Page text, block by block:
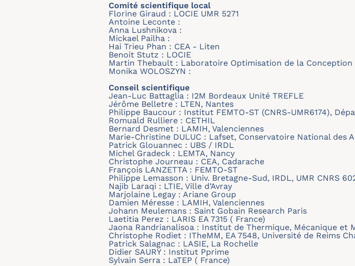
Comité scientifique local
Florine Giraud : LOCIE UMR 5271
Antoine Leconte :
Anna Lushnikova :
Mickael Pailha :
Hai Trieu Phan : CEA - Liten
Benoit Stutz : LOCIE
Martin Thebault : Laboratoire Optimisation de la Conception
Monika WOLOSZYN :
Conseil scientifique
Jean-Luc Battaglia : I2M Bordeaux Unité TREFLE
Jérôme Belletre : LTEN, Nantes
Philippe Baucour : Institut FEMTO-ST (CNRS-UMR6174),
Romuald Rulliere : CETHIL
Bernard Desmet : LAMIH, Valenciennes
Marie-Christine DULUC : Lafset, Conservatoire National des
Patrick Glouannec : UBS / IRDL
Michel Gradeck : LEMTA, Nancy
Christophe Journeau : CEA, Cadarache
François LANZETTA : FEMTO-ST
Philippe Lemasson : Univ. Bretagne-Sud, IRDL, UMR CNRS
Najib Laraqi : LTIE, Ville d’Avray
Marjolaine Legay : Ariane Group
Damien Méresse : LAMIH, Valenciennes
Johann Meulemans : Saint Gobain Research Paris
Laetitia Perez : LARIS EA 7315 ( France)
Jaona Randrianalisoa : Institut de Thermique, Mécanique et
Christophe Rodiet : ITheMM, EA 7548, Université de Reims
Patrick Salagnac : LASIE, La Rochelle
Didier SAURY : Institut Pprime
Sylvain Serra : LaTEP ( France)